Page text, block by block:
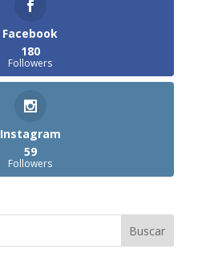
Facebook
180
Followers
Instagram
59
Followers